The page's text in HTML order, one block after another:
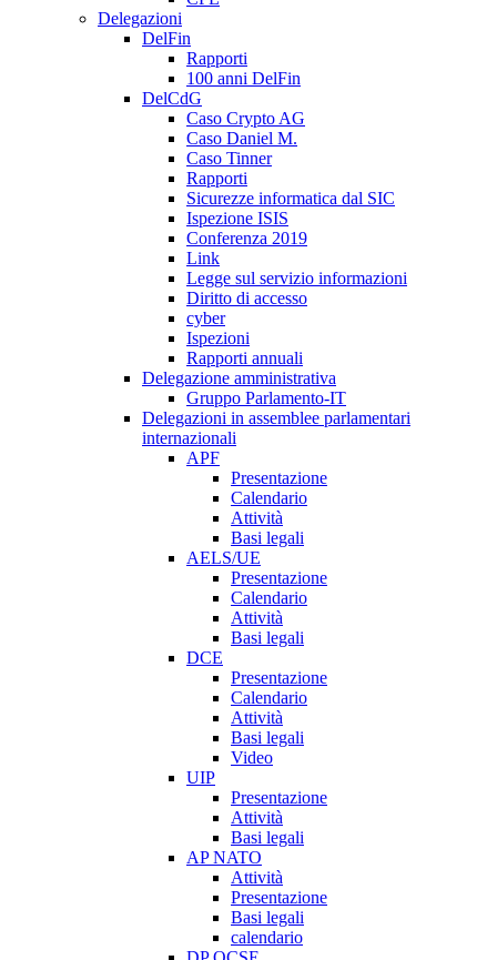
Delegazioni
DelFin
Rapporti
100 anni DelFin
DelCdG
Caso Crypto AG
Caso Daniel M.
Caso Tinner
Rapporti
Sicurezze informatica dal SIC
Ispezione ISIS
Conferenza 2019
Link
Legge sul servizio informazioni
Diritto di accesso
cyber
Ispezioni
Rapporti annuali
Delegazione amministrativa
Gruppo Parlamento-IT
Delegazioni in assemblee parlamentari
internazionali
APF
Presentazione
Calendario
Attività
Basi legali
AELS/UE
Presentazione
Calendario
Attività
Basi legali
DCE
Presentazione
Calendario
Attività
Basi legali
Video
UIP
Presentazione
Attività
Basi legali
AP NATO
Attività
Presentazione
Basi legali
calendario